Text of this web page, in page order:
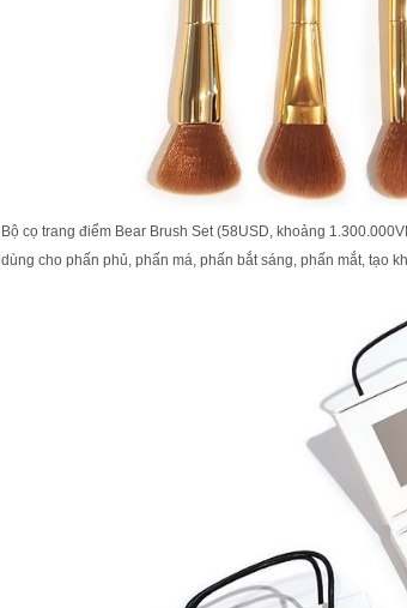
Bộ cọ trang điểm Bear Brush Set (58USD, khoảng
dùng cho phấn phủ, phấn má, phấn bắt sáng, phấn mắt, tạo